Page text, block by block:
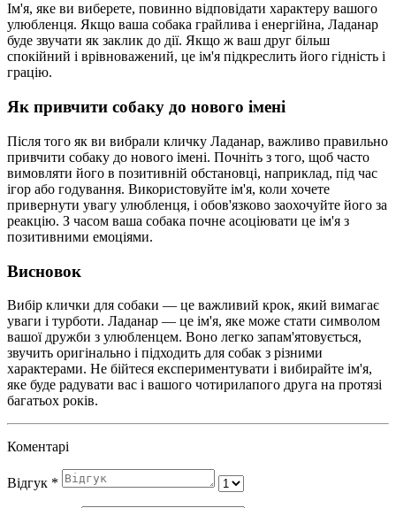
Ім'я, яке ви виберете, повинно відповідати характеру вашого
улюбленця. Якщо ваша собака грайлива і енергійна, Ладанар
буде звучати як заклик до дії. Якщо ж ваш друг більш
спокійний і врівноважений, це ім'я підкреслить його гідність і
грацію.
Як привчити собаку до нового імені
Після того як ви вибрали кличку Ладанар, важливо правильно
привчити собаку до нового імені. Почніть з того, щоб часто
вимовляти його в позитивній обстановці, наприклад, під час
ігор або годування. Використовуйте ім'я, коли хочете
привернути увагу улюбленця, і обов'язково заохочуйте його за
реакцію. З часом ваша собака почне асоціювати це ім'я з
позитивними емоціями.
Висновок
Вибір клички для собаки — це важливий крок, який вимагає
уваги і турботи. Ладанар — це ім'я, яке може стати символом
вашої дружби з улюбленцем. Воно легко запам'ятовується,
звучить оригінально і підходить для собак з різними
характерами. Не бійтеся експериментувати і вибирайте ім'я,
яке буде радувати вас і вашого чотирилапого друга на протязі
багатьох років.
Коментарі
Відгук *